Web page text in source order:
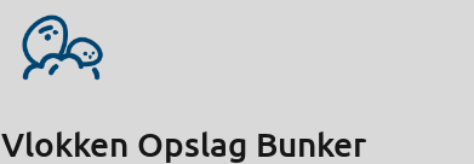
Vlokken Opslag Bunker